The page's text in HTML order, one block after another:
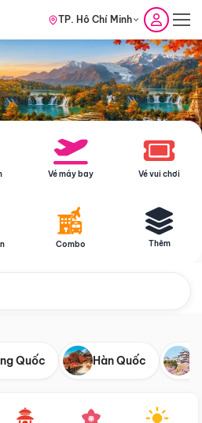
TP. Hồ Chí Minh
Vé máy bay Vé vui chơi
Combo Thêm
Quốc Hàn Quốc